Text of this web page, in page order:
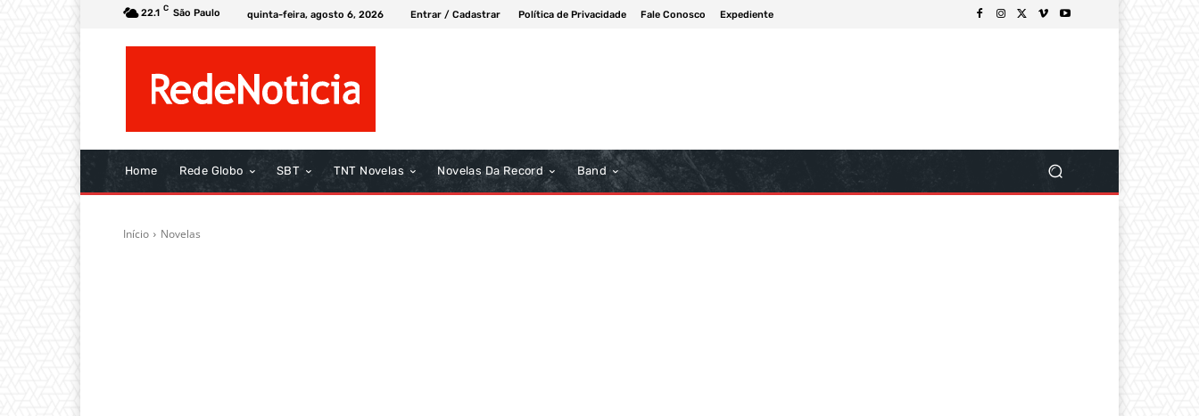
22.1 C São Paulo quinta-feira, agosto 6, 2026 Entrar / Cadastrar Política de Privacidade Fale Conosco Expediente
Home Rede Globo SBT TNT Novelas Novelas Da Record Band
Início Novelas